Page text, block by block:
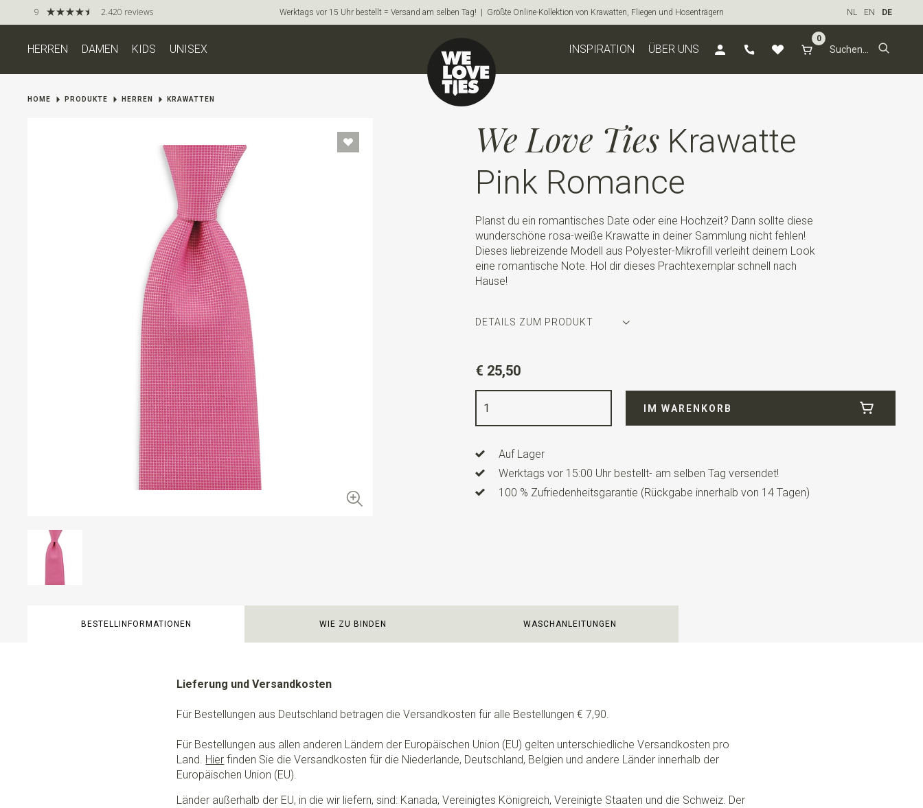
9 2.420 reviews Werktags vor 15 Uhr bestellt = Versand am selben Tag! | Größte Online-Kollektion von Krawatten, Fliegen und Hosenträgern NL EN DE
HERREN DAMEN KIDS UNISEX INSPIRATION ÜBER UNS
0
HOME PRODUKTE HERREN KRAWATTEN
We Love Ties Krawatte
Pink Romance
Planst du ein romantisches Date oder eine Hochzeit? Dann sollte diese
wunderschöne rosa-weiße Krawatte in deiner Sammlung nicht fehlen!
Dieses liebreizende Modell aus Polyester-Mikrofill verleiht deinem Look
eine romantische Note. Hol dir dieses Prachtexemplar schnell nach
Hause!
DETAILS ZUM PRODUKT
Farbe
Qualität
gewebtes Polyester Microfill
Längeca. 150 cm
€ 25,50
IM WARENKORB
Auf Lager
Werktags vor 15:00 Uhr bestellt- am selben Tag versendet!
100 % Zufriedenheitsgarantie (Rückgabe innerhalb von 14 Tagen)
BESTELLINFORMATIONEN WIE ZU BINDEN WASCHANLEITUNGEN
Lieferung und Versandkosten
Für Bestellungen aus Deutschland betragen die Versandkosten für alle Bestellungen € 7,90.
Für Bestellungen aus allen anderen Ländern der Europäischen Union (EU) gelten unterschiedliche Versandkosten pro
Land. Hier finden Sie die Versandkosten für die Niederlande, Deutschland, Belgien und andere Länder innerhalb der
Europäischen Union (EU).
Länder außerhalb der EU, in die wir liefern, sind: Kanada, Vereinigtes Königreich, Vereinigte Staaten und die Schweiz. Der